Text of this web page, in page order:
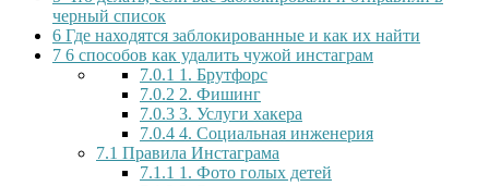
черный список
6 Где находятся заблокированные и как их найти
7 6 способов как удалить чужой инстаграм
7.0.1 1. Брутфорс
7.0.2 2. Фишинг
7.0.3 3. Услуги хакера
7.0.4 4. Социальная инженерия
7.1 Правила Инстаграма
7.1.1 1. Фото голых детей